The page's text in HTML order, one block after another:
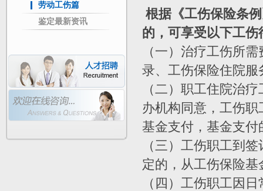
劳动工伤篇
鉴定最新资讯
根据《工伤保险条
的，可享受以下工伤
（一）治疗工伤所
录、工伤保险住院
（二）职工住院治
办机构同意，工伤
基金支付，基金支
（三）工伤职工到
定的，从工伤保险基
（四）工伤职工因